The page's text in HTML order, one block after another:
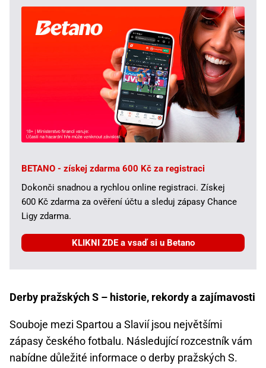
BETANO - získej zdarma 600 Kč za registraci
Dokonči snadnou a rychlou online registraci. Získej
600 Kč zdarma za ověření účtu a sleduj zápasy Chance
Ligy zdarma.
KLIKNI ZDE a vsaď si u Betano
Derby pražských S – historie, rekordy a zajímavosti
Souboje mezi Spartou a Slavií jsou největšími
zápasy českého fotbalu. Následující rozcestník vám
nabídne důležité informace o derby pražských S.